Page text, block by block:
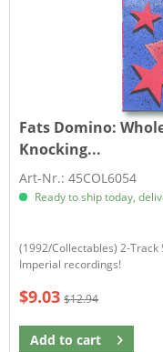
Fats Domino:
Knocking...
Art-Nr.: 45COL6054
Ready to ship today,
(1992/Collectables) 2-Track
Imperial recordings!
$9.03 $12.94
Add to cart